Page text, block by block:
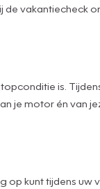
de
is.
je motor én van
kunt tijdens uw